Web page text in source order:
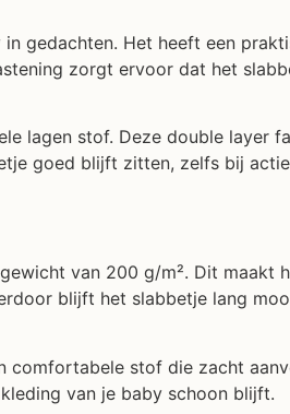
gedachten. Het heeft een
zorgt ervoor dat het
lagen stof. Deze double layer
goed blijft zitten, zelfs bij
van 200 g/m². Dit
blijft het slabbetje lang
comfortabele stof die zacht
van je baby schoon blijft.